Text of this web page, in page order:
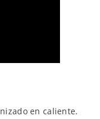
en caliente.